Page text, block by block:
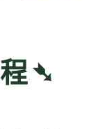
➴